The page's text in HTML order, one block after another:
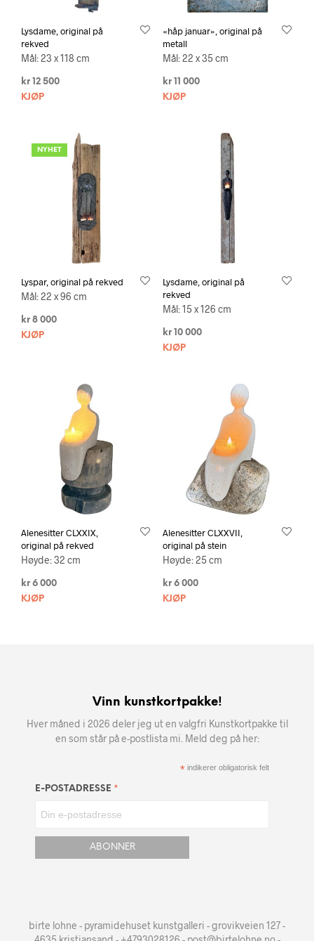
Lysdame, original på
rekved
Mål: 23 x 118 cm
kr 12 500
KJØP
«håp januar», original på
metall
Mål: 22 x 35 cm
kr11 000
KJØP
NYHET
Lyspar, original på rekved
Mål: 22 x 96 cm
kr 8 000
KJØP
Lysdame, original på
rekved
Mål: 15 x 126 cm
kr10 000
KJØP
Alenesitter CLXXIX,
original på rekved
Høyde: 32 cm
kr 6 000
KJØP
Alenesitter CLXXVII,
original på stein
Høyde: 25 cm
kr6 000
KJØP
Vinn kunstkortpakke!
Hver måned i 2026 deler jeg ut en valgfri Kunstkortpakke til
en som står på e-postlista mi. Meld deg på her:
* indikerer obligatorisk felt
E-POSTADRESSE *
birte lohne - pyramidehuset kunstgalleri - grovikveien 127 -